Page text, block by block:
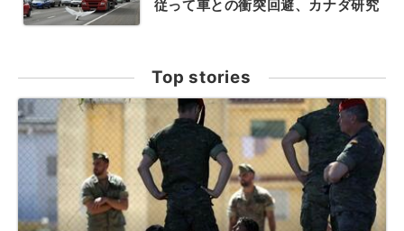
従って車との衝突回避、カナダ研究
Top stories